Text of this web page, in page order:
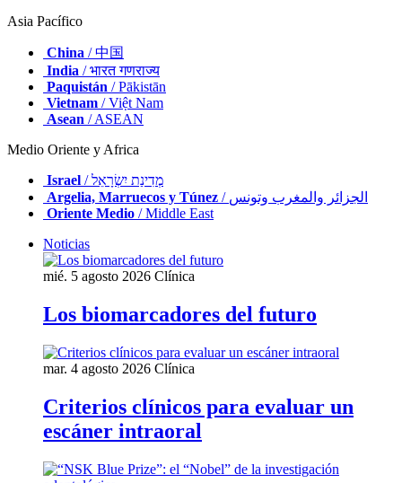
Asia Pacífico
China / 中国
India / भारत गणराज्य
Paquistán / Pākistān
Vietnam / Việt Nam
Asean / ASEAN
Medio Oriente y Africa
Israel
/ מְדִינַת יִשְׂרָאֵל
Argelia, Marruecos y Túnez
/ الجزائر والمغرب وتونس
Oriente Medio / Middle East
Noticias
mié. 5 agosto 2026 Clínica
Los biomarcadores del futuro
mar. 4 agosto 2026 Clínica
Criterios clínicos para evaluar un
escáner intraoral